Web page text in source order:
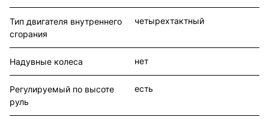
Тип двигателя внутреннего
сгорания
четырехтактный
Надувные колеса нет
Регулируемый по высоте
руль
есть